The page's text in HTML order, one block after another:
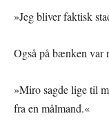
»Jeg bliver faktisk
Også på bænken var
»Miro sagde lige til
fra en målmand.«